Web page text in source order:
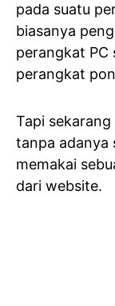
pada suatu
biasanya
perangkat PC
perangkat
Tapi sekarang
tanpa adanya
memakai
dari website.